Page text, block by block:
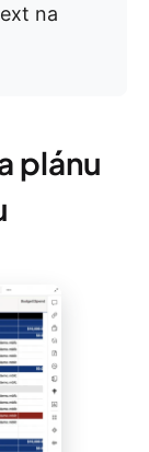
na
plánu